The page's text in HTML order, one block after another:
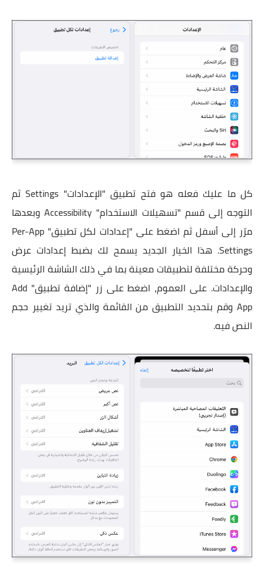
كل ما عليك فعله هو فتح تطبيق "الإعدادات" Settings ثم
التوجه إلى قسم "تسهيلات الاستخدام" Accessibility وبعدها
مرّر إلى أسفل ثم اضغط على "إعدادات لكل تطبيق" Per-App
Settings. هذا الخيار الجديد يسمح لك بضبط إعدادات عرض
وحركة مختلفة لتطبيقات معينة بما في ذلك الشاشة الرئيسية
والإعدادات. على العموم، اضغط على زر "إضافة تطبيق" Add
App وقم بتحديد التطبيق من القائمة والذي تريد تغيير حجم
النص فيه.